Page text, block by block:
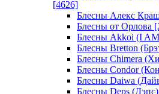
[4626]
Блесны Алекс
Блесны от Орлова
Блесны Akkoi (I
Блесны Bretton
Блесны Chimera
Блесны Condor
Блесны Daiwa
Блесны Deps (Дэпс)